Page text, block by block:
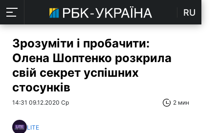
RU
Зрозуміти і пробачити:
Олена Шоптенко розкрила
свій секрет успішних
стосунків
14:31 09.12.2020 Ср 2 мин
LITE